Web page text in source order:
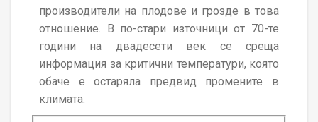
производители на плодове и грозде в това
отношение. В по-стари източници от 70-те
години на двадесети век се среща
информация за критични температури, която
обаче е остаряла предвид промените в
климата.